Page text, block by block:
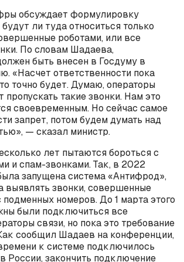
обсуждает формулировку
ли туда относиться только
роботами, или все
По словам Шадаева,
быть внесен в Госдуму в
«Насчет ответственности пока
точно будет. Думаю, операторы
пропускать такие звонки. Нам это
своевременным. Но сейчас самое
запрет, потом будем думать над
— сказал министр.
лет пытаются бороться с
и спам-звонками. Так, в 2022
запущена система «Антифрод»,
выявлять звонки, совершенные
номеров. До 1 марта этого
были подключиться все
связи, но пока это требование
сообщил Шадаев на конференции,
к системе подключилось
России, закончить подключение